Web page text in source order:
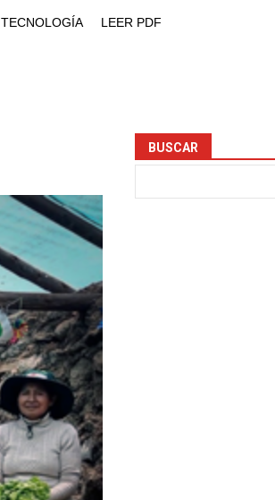
TECNOLOGÍA LEER PDF
BUSCAR